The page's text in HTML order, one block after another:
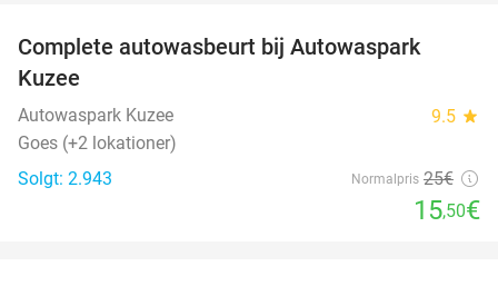
Complete autowasbeurt bij Autowaspark
Kuzee
Autowaspark Kuzee 9.5 star
Goes (+2 lokationer)
Solgt: 2.943
Normalpris 25€
15,50€